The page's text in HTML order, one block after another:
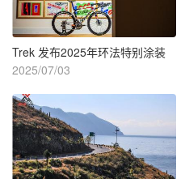
Trek 发布2025年环法特别涂装
2025/07/03